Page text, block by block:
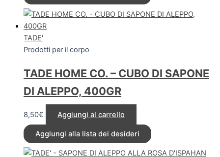
TADE'
Prodotti per il corpo
TADE HOME CO. – CUBO DI SAPONE
DI ALEPPO, 400GR
8,50€ Aggiungi al carrello
Aggiungi alla lista dei desideri